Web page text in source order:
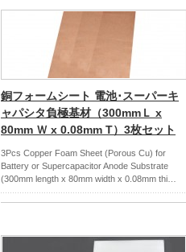
銅フォームシート 電池･スーパーキ
ャパシタ負極基材（300mmＬ x
80mm Ｗ x 0.08mm T）3枚セット
3Pcs Copper Foam Sheet (Porous Cu) for
Battery or Supercapacitor Anode Substrate
(300mm length x 80mm width x 0.08mm thi…